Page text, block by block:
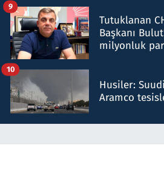
Tutuklanan
Başkanı
milyonluk
9
Husiler:
Aramco
10